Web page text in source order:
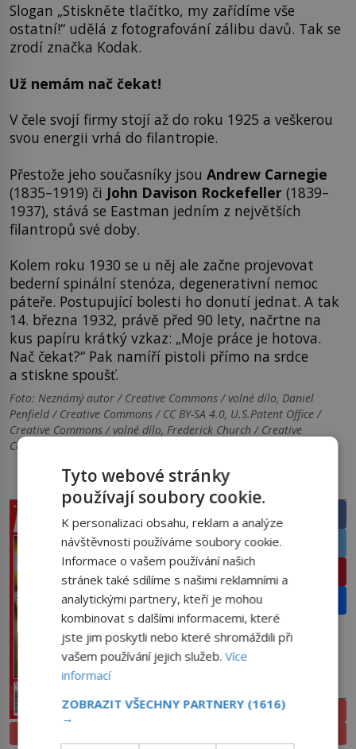
Slogan „Stiskněte tlačítko, my zařídíme vše
ostatní!“ udělá z fotografování zálibu davů. Tak se
zrodí značka Kodak.
Už nemám nač čekat!
V čele svojí firmy stojí až do roku 1925 a veškerou
svou energii vrhá do filantropie.
Přestože jeho současníky jsou Andrew Carnegie
(1835–1919) či John Davison Rockefeller (1839–
1937), stává se Eastman jedním z největších
filantropů své doby.
Kolem roku 1930 se u něj ale začne projevovat
bederní spinální stenóza, degenerativní nemoc
páteře. Postupující bolesti ho donutí jednat. A tak
14. března 1932, právě před 90 lety, načrtne na
kus papíru krátký vzkaz: „Moje práce je hotova.
Nač čekat?“ Pak namíří pistoli přímo na srdce
a stiskne spoušť.
Foto: Neznámý autor / Creative Commons / volné dílo, Daniel
Penfield / Creative Commons / CC BY-SA 4.0, U.S.Patent Office /
Creative Commons / volné dílo, Frederick Church / Creative
Commons / volné dílo
PRÁVĚ V PRODEJI SDÍLEJTE ČLÁNEK
Facebook
Twitter
Pinterest
Email
ELEKTRONICKÉ
Tyto webové stránky
používají soubory cookie.
K personalizaci obsahu, reklam a analýze
návštěvnosti používáme soubory cookie.
Informace o vašem používání našich
stránek také sdílíme s našimi reklamními a
analytickými partnery, kteří je mohou
kombinovat s dalšími informacemi, které
jste jim poskytli nebo které shromáždili při
vašem používání jejich služeb.Více
informací
ZOBRAZIT VŠECHNY PARTNERY (1616)
→